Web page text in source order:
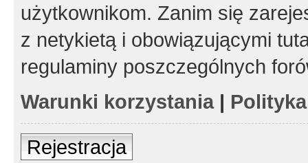
użytkownikom. Zanim się
z netykietą i obowiązującymi
regulaminy poszczególnych
Warunki korzystania|
Rejestracja